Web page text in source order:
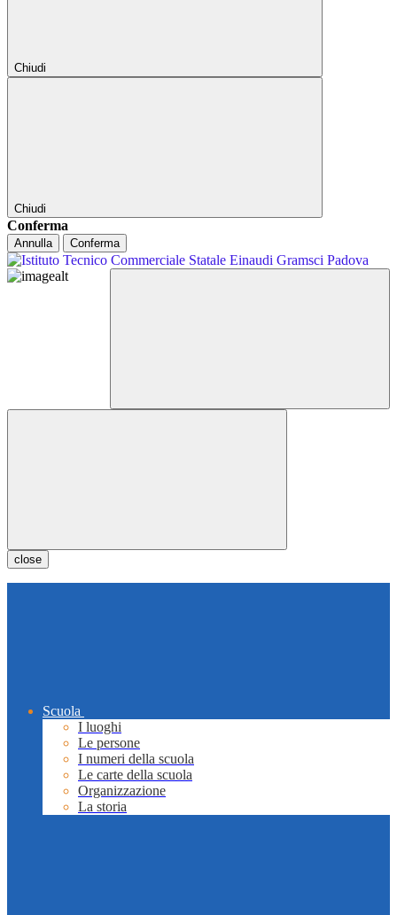
Chiudi
Chiudi
Conferma
Annulla Conferma
close
Scuola
I luoghi
Le persone
I numeri della scuola
Le carte della scuola
Organizzazione
La storia